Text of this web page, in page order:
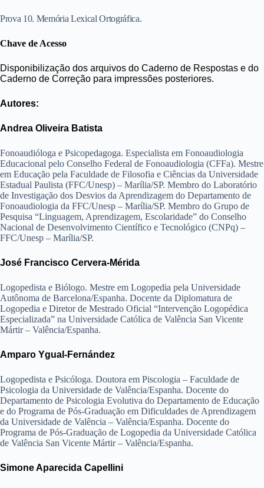
Prova 10. Memória Lexical Ortográfica.
Chave de Acesso
Disponibilização dos arquivos do Caderno de Respostas e do
Caderno de Correção para impressões posteriores.
Autores:
Andrea Oliveira Batista
Fonoaudióloga e Psicopedagoga. Especialista em Fonoaudiologia
Educacional pelo Conselho Federal de Fonoaudiologia (CFFa). Mestre
em Educação pela Faculdade de Filosofia e Ciências da Universidade
Estadual Paulista (FFC/Unesp) – Marília/SP. Membro do Laboratório
de Investigação dos Desvios da Aprendizagem do Departamento de
Fonoaudiologia da FFC/Unesp – Marília/SP. Membro do Grupo de
Pesquisa “Linguagem, Aprendizagem, Escolaridade” do Conselho
Nacional de Desenvolvimento Científico e Tecnológico (CNPq) –
FFC/Unesp – Marília/SP.
José Francisco Cervera-Mérida
Logopedista e Biólogo. Mestre em Logopedia pela Universidade
Autônoma de Barcelona/Espanha. Docente da Diplomatura de
Logopedia e Diretor de Mestrado Oficial “Intervenção Logopédica
Especializada” na Universidade Católica de Valência San Vicente
Mártir – Valência/Espanha.
Amparo Ygual-Fernández
Logopedista e Psicóloga. Doutora em Piscologia – Faculdade de
Psicologia da Universidade de Valência/Espanha. Docente do
Departamento de Psicologia Evolutiva do Departamento de Educação
e do Programa de Pós-Graduação em Dificuldades de Aprendizagem
da Universidade de Valência – Valência/Espanha. Docente do
Programa de Pós-Graduação de Logopedia da Universidade Católica
de Valência San Vicente Mártir – Valência/Espanha.
Simone Aparecida Capellini